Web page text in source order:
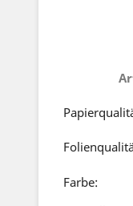
Farbe: